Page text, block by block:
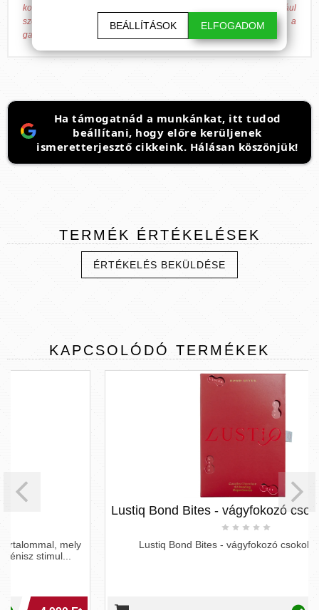
kommunikációs felületén tiszteletben tartja a fentiek jogforrásául
szolgáló 37/2004. (IV. 26.) ESzCsM rendeletben írtakat, továbbá a
gazdasági versenyhivatali előírásokat.
Ha támogatnád a munkánkat, itt tudod
beállítani, hogy előre kerüljenek
ismeretterjesztő cikkeink. Hálásan köszönjük!
TERMÉK ÉRTÉKELÉSEK
ÉRTÉKELÉS BEKÜLDÉSE
KAPCSOLÓDÓ TERMÉKEK
Lustiq Bond Bites - vágyfokozó csokoládé (2db)
Lustiq Bond Bites - vágyfokozó csokoládé (2db)
BEÁLLÍTÁSOK ELFOGADOM